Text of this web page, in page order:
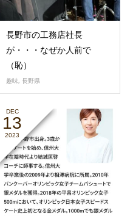
長野市の工務店社長
が・・・なぜか人前で
（恥）
趣味, 長野県
DEC
13
2023